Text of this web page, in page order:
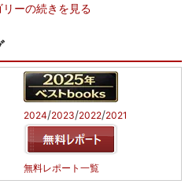
リーの続きを見る
2024/2023/2022/2021
無料レポート一覧